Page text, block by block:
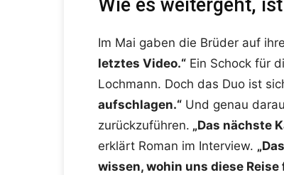
Wie es weitergeht,
Im Mai gaben die Brüder auf
letztes Video.“ Ein Schock für
Lochmann. Doch das Duo ist
aufschlagen.“ Und genau
zurückzuführen. „Das nächste
erklärt Roman im Interview.
wissen, wohin uns diese